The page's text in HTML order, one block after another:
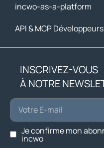
incwo-as-a-platform
API & MCP Développeurs
INSCRIVEZ-VOUS
À NOTRE
Je confirme mon
incwo